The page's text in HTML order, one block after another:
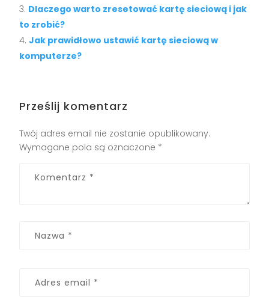
Dlaczego warto zresetować kartę sieciową i jak
to zrobić?
Jak prawidłowo ustawić kartę sieciową w
komputerze?
Prześlij komentarz
Twój adres email nie zostanie opublikowany.
Wymagane pola są oznaczone *